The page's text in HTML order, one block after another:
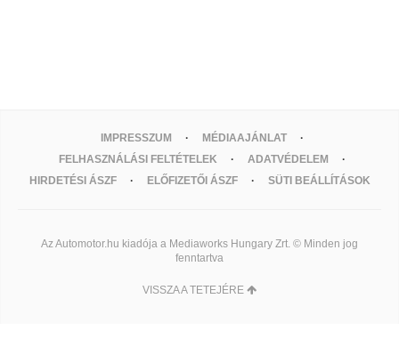
IMPRESSZUM
MÉDIAAJÁNLAT
FELHASZNÁLÁSI FELTÉTELEK
ADATVÉDELEM
HIRDETÉSI ÁSZF
ELŐFIZETŐI ÁSZF SÜTI BEÁLLÍTÁSOK
Az Automotor.hu kiadója a Mediaworks Hungary Zrt. © Minden jog
fenntartva
VISSZA A TETEJÉRE